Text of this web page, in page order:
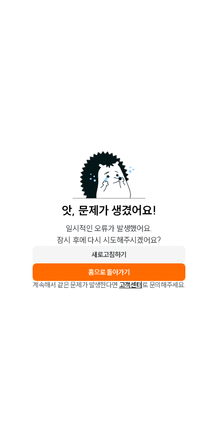
앗, 문제가 생겼어요!
일시적인 오류가 발생했어요.
잠시 후에 다시 시도해주시겠어요?
새로고침하기
홈으로 돌아가기
계속해서 같은 문제가 발생한다면 고객센터로 문의해주세요.